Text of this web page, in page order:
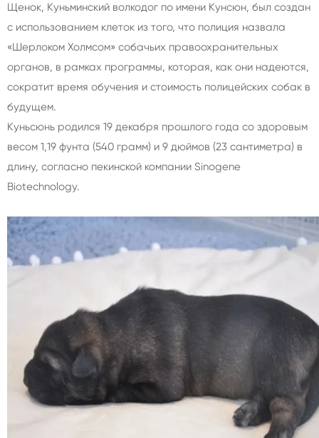
Щенок, Куньминский волкодог по имени Кунсюн, был создан
с использованием клеток из того, что полиция назвала
«Шерлоком Холмсом» собачьих правоохранительных
органов, в рамках программы, которая, как они надеются,
сократит время обучения и стоимость полицейских собак в
будущем.
Куньсюнь родился 19 декабря прошлого года со здоровым
весом 1,19 фунта (540 грамм) и 9 дюймов (23 сантиметра) в
длину, согласно пекинской компании Sinogene
Biotechnology.